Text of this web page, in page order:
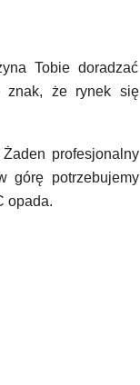
Tobie doradzać
znak, że rynek się
profesjonalny
górę potrzebujemy
opada.